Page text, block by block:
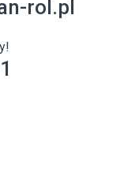
rol.pl